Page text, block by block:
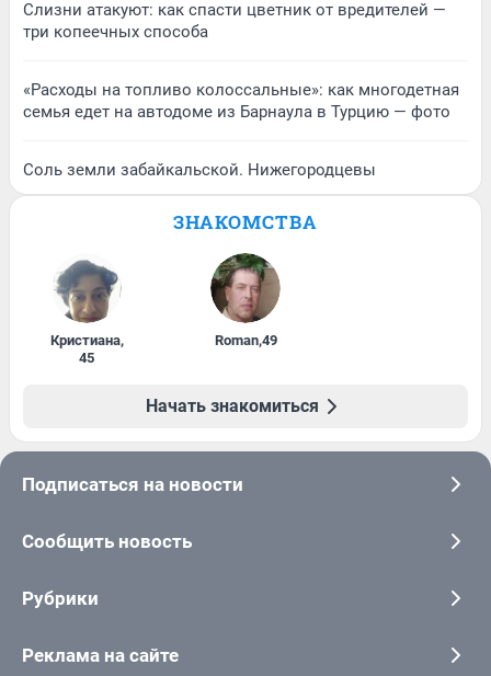
Слизни атакуют: как спасти цветник от вредителей —
три копеечных способа
«Расходы на топливо колоссальные»: как многодетная
семья едет на автодоме из Барнаула в Турцию — фото
Соль земли забайкальской. Нижегородцевы
ЗНАКОМСТВА
Кристиана,
45
Roman,49
Начать знакомиться
Подписаться на новости
Сообщить новость
Рубрики
Реклама на сайте